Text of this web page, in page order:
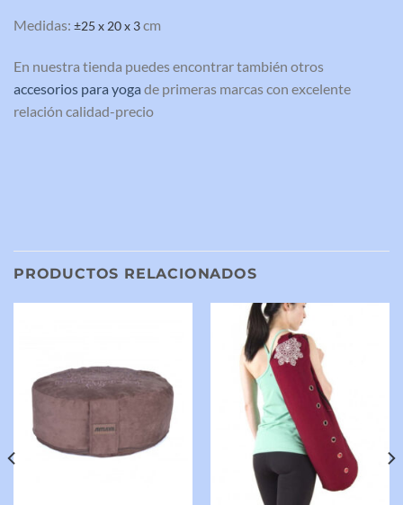
Medidas: ±25 x 20 x 3cm
En nuestra tienda puedes encontrar también otros
accesorios para yoga de primeras marcas con excelente
relación calidad-precio
PRODUCTOS RELACIONADOS